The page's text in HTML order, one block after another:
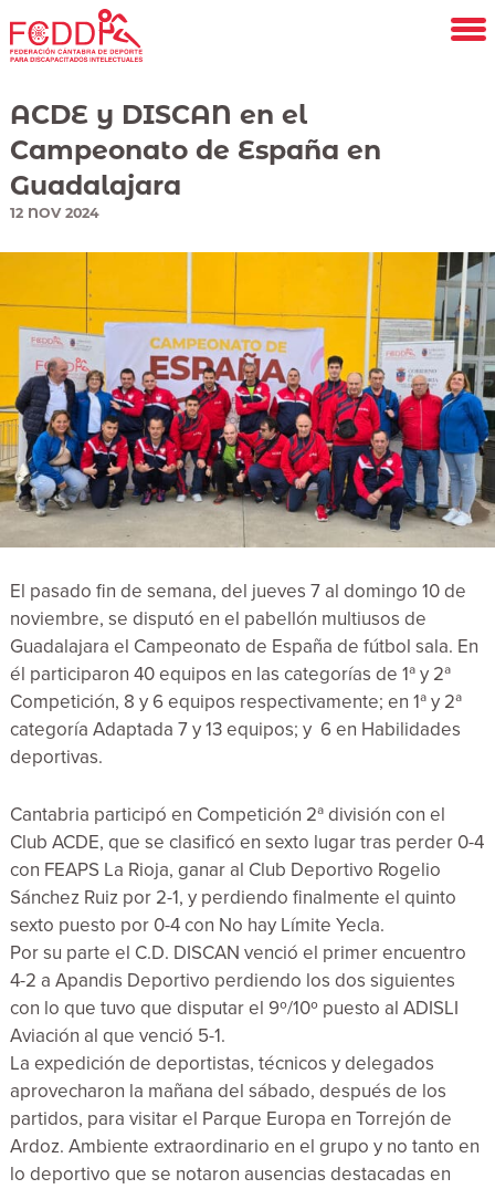
Saltar
al
principal
ACDE y DISCAN en el
Campeonato de España en
Guadalajara
12 NOV 2024
El pasado fin de semana, del jueves 7 al domingo 10 de
noviembre, se disputó en el pabellón multiusos de
Guadalajara el Campeonato de España de fútbol sala. En
él participaron 40 equipos en las categorías de 1ª y 2ª
Competición, 8 y 6 equipos respectivamente; en 1ª y 2ª
categoría Adaptada 7 y 13 equipos; y 6 en Habilidades
deportivas.
Cantabria participó en Competición 2ª división con el
Club ACDE, que se clasificó en sexto lugar tras perder 0-4
con FEAPS La Rioja, ganar al Club Deportivo Rogelio
Sánchez Ruiz por 2-1, y perdiendo finalmente el quinto
sexto puesto por 0-4 con No hay Límite Yecla.
Por su parte el C.D. DISCAN venció el primer encuentro
4-2 a Apandis Deportivo perdiendo los dos siguientes
con lo que tuvo que disputar el 9º/10º puesto al ADISLI
Aviación al que venció 5-1.
La expedición de deportistas, técnicos y delegados
aprovecharon la mañana del sábado, después de los
partidos, para visitar el Parque Europa en Torrejón de
Ardoz. Ambiente extraordinario en el grupo y no tanto en
lo deportivo que se notaron ausencias destacadas en